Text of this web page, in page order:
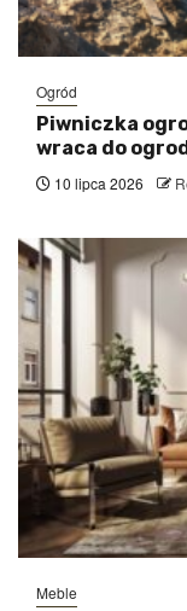
Ogród
Piwniczka
wraca do
10 lipca 2026
Meble